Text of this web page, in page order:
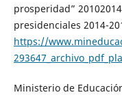
prosperidad”
presidenciales 2014-
https://
Ministerio de